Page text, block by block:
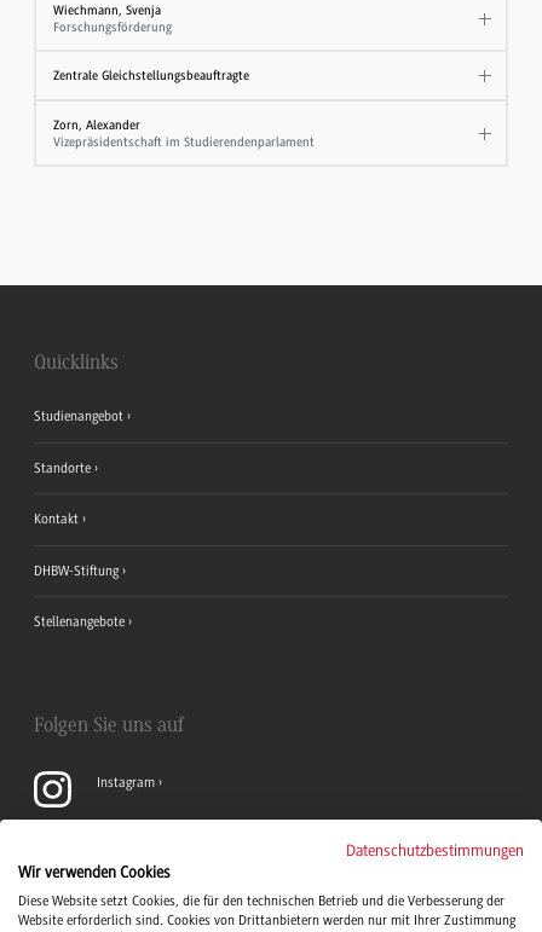
Wiechmann, Svenja
Forschungsförderung
Zentrale Gleichstellungsbeauftragte
Zorn, Alexander
Vizepräsidentschaft im Studierendenparlament
Quicklinks
Studienangebot
Standorte
Kontakt
DHBW-Stiftung
Stellenangebote
Folgen Sie uns auf
Instagram
LinkedIn
Datenschutzbestimmungen
Wir verwenden Cookies
Diese Website setzt Cookies, die für den technischen Betrieb und die Verbesserung der
Website erforderlich sind. Cookies von Drittanbietern werden nur mit Ihrer Zustimmung